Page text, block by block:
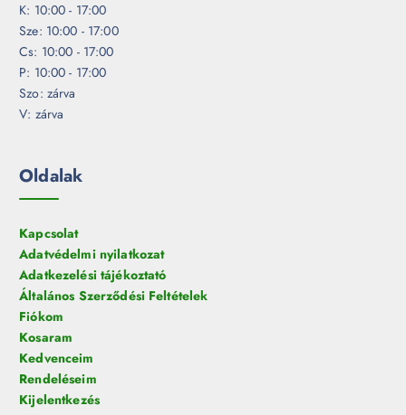
K: 10:00 - 17:00
Sze: 10:00 - 17:00
Cs: 10:00 - 17:00
P: 10:00 - 17:00
Szo: zárva
V: zárva
Oldalak
Kapcsolat
Adatvédelmi nyilatkozat
Adatkezelési tájékoztató
Általános Szerződési Feltételek
Fiókom
Kosaram
Kedvenceim
Rendeléseim
Kijelentkezés